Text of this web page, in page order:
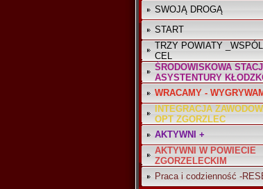
SWOJĄ DROGĄ
START
TRZY POWIATY
CEL
ŚRODOWISKOWA
ASYSTENTURY
WRACAMY -
INTEGRACJA
OPT ZGORZLEC
AKTYWNI +
AKTYWNI W POWIECIE
ZGORZELECKIM
Praca i codzienność -